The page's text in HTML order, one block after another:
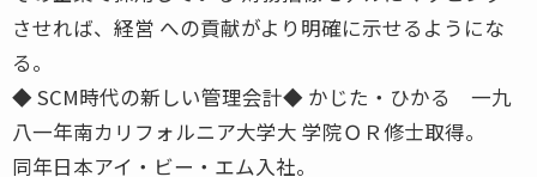
させれば、経営 への貢献がより明確に示せるようにな
る。
◆ SCM時代の新しい管理会計◆ かじた・ひかる 一九
八一年南カリフォルニア大学大 学院ＯＲ修士取得。
同年日本アイ・ビー・エム入社。